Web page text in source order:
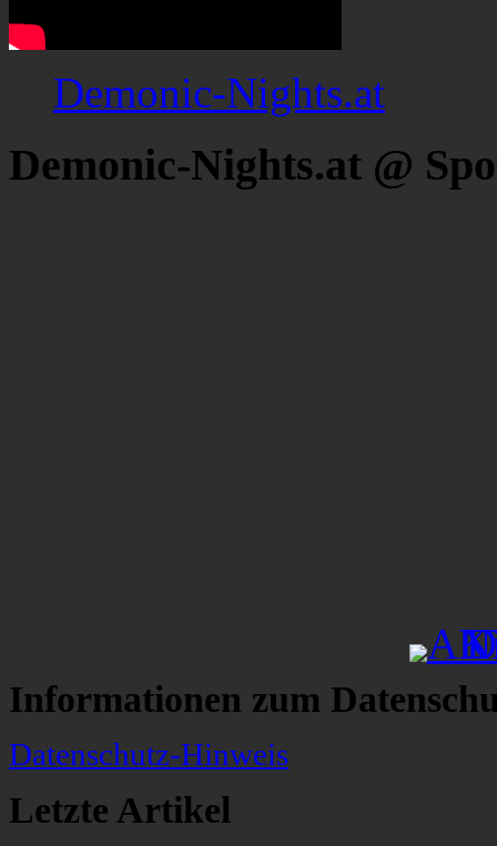
Demonic-Nights.at
Demonic-Nights.at @
Informationen zum
Datenschutz-Hinweis
Letzte Artikel